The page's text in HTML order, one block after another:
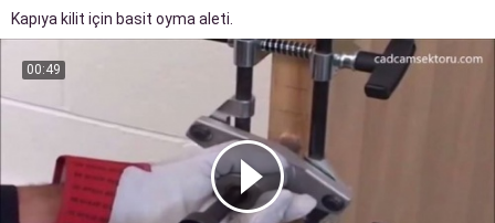
Kapıya kilit için basit oyma aleti.
00:49